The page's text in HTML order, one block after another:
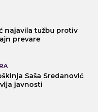
najavila tužbu protiv
prevare
Saša Sredanović
javnosti